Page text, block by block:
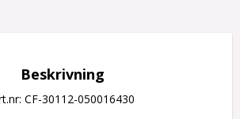
Beskrivning
CF-30112-050016430